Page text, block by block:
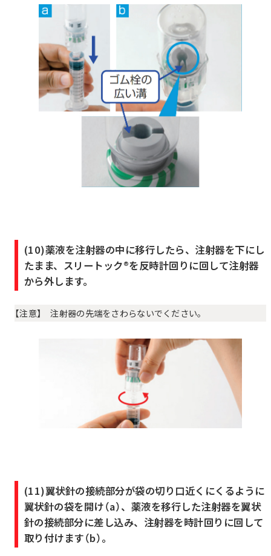
(10)薬液を注射器の中に移行したら、注射器を下にし
たまま、スリートック®を反時計回りに回して注射器
から外します。
【注意】 注射器の先端をさわらないでください。
(11)翼状針の接続部分が袋の切り口近くにくるように
翼状針の袋を開け（a）、薬液を移行した注射器を翼状
針の接続部分に差し込み、注射器を時計回りに回して
取り付けます（b）。